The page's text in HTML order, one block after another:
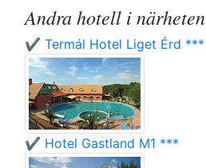
Andra hotell i närheten
✔️ Termál Hotel Liget Érd ***
✔️ Hotel Gastland M1 ***